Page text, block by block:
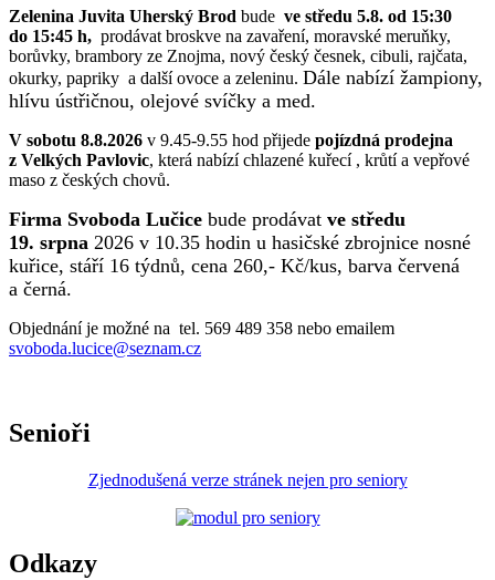
Zelenina Juvita Uherský Brod bude ve středu 5.8. od 15:30
do 15:45 h, prodávat broskve na zavaření, moravské meruňky,
borůvky, brambory ze Znojma, nový český česnek, cibuli, rajčata,
okurky, papriky a další ovoce a zeleninu. Dále nabízí žampiony,
hlívu ústřičnou, olejové svíčky a med.
V sobotu 8.8.2026 v 9.45-9.55 hod přijede pojízdná prodejna
z Velkých Pavlovic, která nabízí chlazené kuřecí , krůtí a vepřové
maso z českých chovů.
Firma Svoboda Lučice bude prodávat ve středu
19. srpna 2026 v 10.35 hodin u hasičské zbrojnice nosné
kuřice, stáří 16 týdnů, cena 260,- Kč/kus, barva červená
a černá.
Objednání je možné na tel. 569 489 358 nebo emailem
svoboda.lucice@seznam.cz
Senioři
Zjednodušená verze stránek nejen pro seniory
Odkazy